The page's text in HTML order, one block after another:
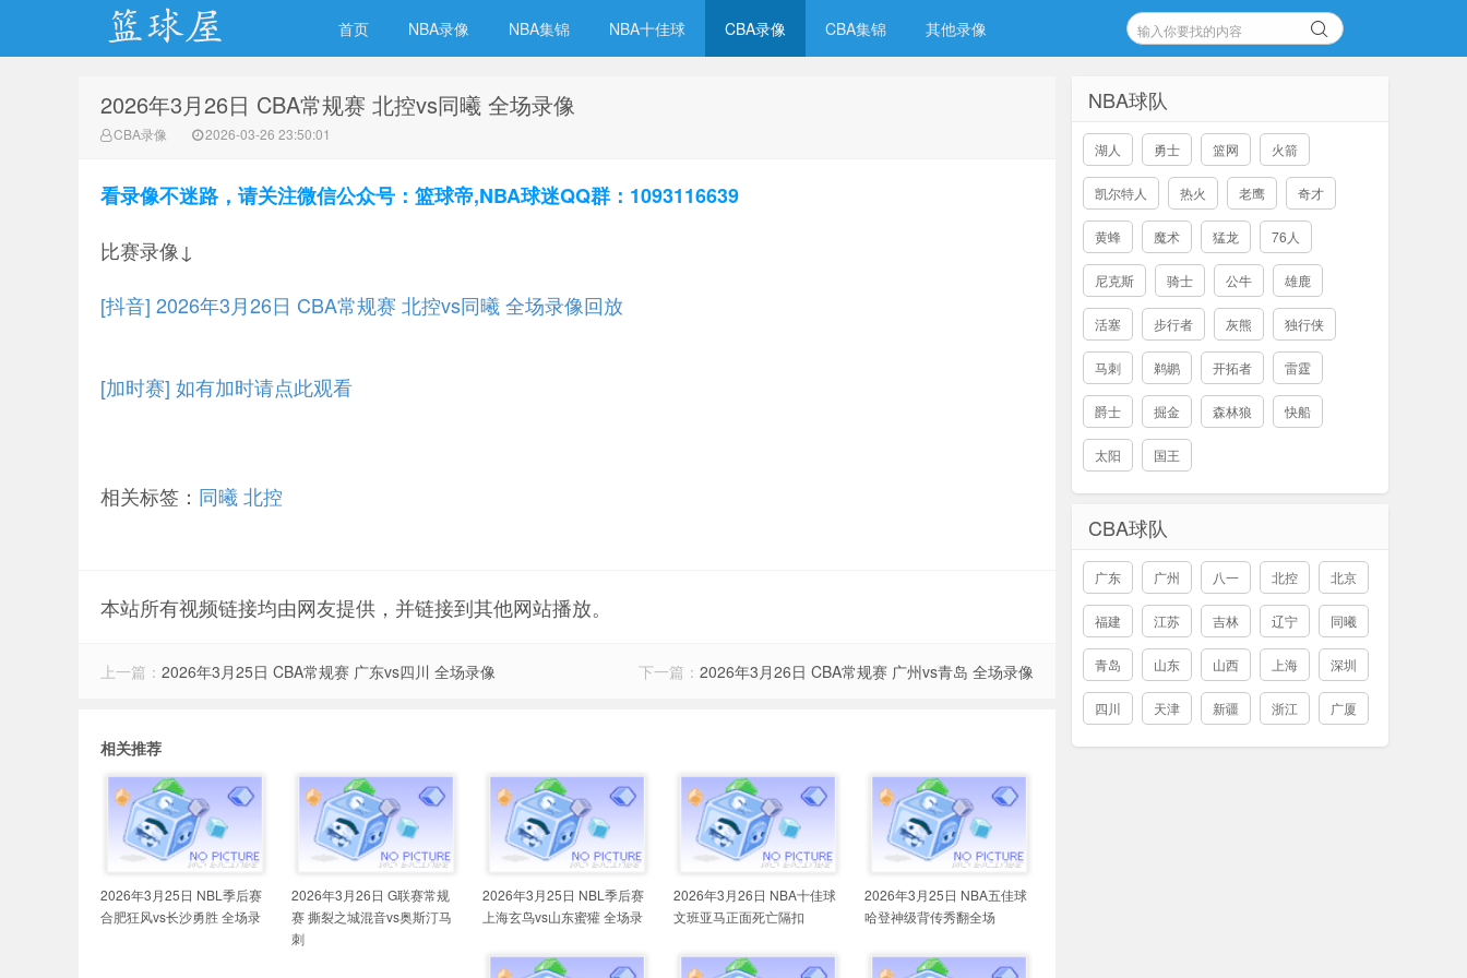
NBA录像网
首页 NBA录像 NBA集锦 NBA十佳球 CBA录像 CBA集锦 其他录像
2026年3月26日 CBA常规赛 北控vs同曦 全场录像
CBA录像 2026-03-26 23:50:01
看录像不迷路，请关注微信公众号：篮球帝,NBA球迷QQ群：1093116639
比赛录像↓
[抖音] 2026年3月26日 CBA常规赛 北控vs同曦 全场录像回放
[加时赛] 如有加时请点此观看
相关标签： 同曦北控
本站所有视频链接均由网友提供，并链接到其他网站播放。
上一篇： 2026年3月25日 CBA常规赛 广东vs四川 全场录像 下一篇： 2026年3月26日 CBA常规赛 广州vs青岛 全场录像
相关推荐
2026年3月25日 NBL季后赛
合肥狂风vs长沙勇胜 全场录
2026年3月26日 G联赛常规
赛 撕裂之城混音vs奥斯汀马
刺
2026年3月25日 NBL季后赛
上海玄鸟vs山东蜜獾 全场录
2026年3月26日 NBA十佳球
文班亚马正面死亡隔扣
2026年3月25日 NBA五佳球
哈登神级背传秀翻全场
NBA球队
湖人 勇士 篮网 火箭
凯尔特人 热火 老鹰 奇才
黄蜂 魔术 猛龙 76人
尼克斯 骑士 公牛 雄鹿
活塞 步行者 灰熊 独行侠
马刺 鹈鹕 开拓者 雷霆
爵士 掘金 森林狼 快船
太阳 国王
CBA球队
广东 广州 八一 北控 北京
福建 江苏 吉林 辽宁 同曦
青岛 山东 山西 上海 深圳
四川 天津 新疆 浙江 广厦